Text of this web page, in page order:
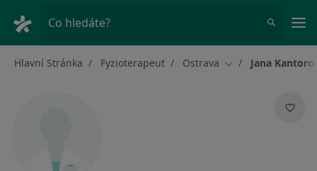
Co hledáte?
Hlavní Stránka Fyzioterapeut Ostrava Změna města
Jana